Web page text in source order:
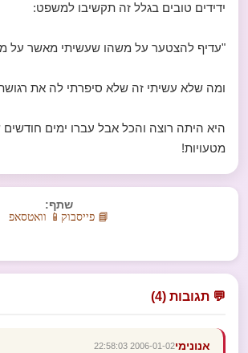
ידידים טובים בגלל זה תקשיבו למשפט:
"עדיף להצטער על משהו שעשיתי מאשר על
ומה שלא עשיתי זה שלא סיפרתי לה את
היא היתה רוצה והכל אבל עברו ימים חודשים
מטעויות!
שתף:
📘 פייסבוק 📱 וואטסאפ
💬 תגובות (4)
אנונימי2006-01-02 22:58:03